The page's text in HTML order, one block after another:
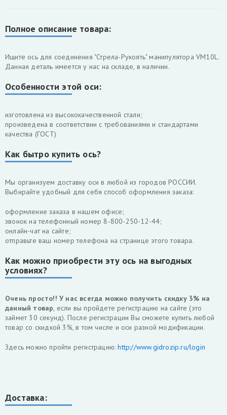
Полное описание товара:
Ищите ось для соединения "Стрела-Рукоять" манипулятора VM10L.
Данная деталь имеется у нас на складе, в наличии.
Особенности этой оси:
изготовлена из высококачественной стали;
произведена в соответствии с требованиями и стандартами
качества (ГОСТ)
Как бытро купить ось?
Мы организуем доставку оси в любой из городов РОССИИ.
Выбирайте удобный для себя способ оформления заказа:
оформление заказа в нашем офисе;
звонок на телефонный номер 8-800-250-12-44;
онлайн-чат на сайте;
отправьте ваш номер телефона на странице этого товара.
Как можно приобрести эту ось на выгодных
условиях?
Очень просто!! У нас всегда можно получить скидку 3% на
данный товар, если вы пройдете регистрацию на сайте (это
займет 30 секунд). После регистрации Вы сможете купить любой
товар со скидкой 3%, в том числе и оси разной модификации.
Здесь можно пройти регистрацию:http://www.gidrozip.ru/login
Доставка: